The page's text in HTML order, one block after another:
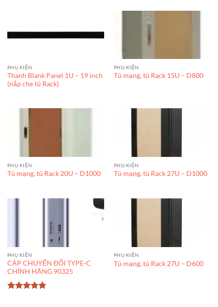
PHỤ KIỆN
Thanh Blank Panel 1U – 19 inch
(nắp che tủ Rack)
PHỤ KIỆN
Tủ mạng, tủ Rack 15U – D800
PHỤ KIỆN
Tủ mạng, tủ Rack 20U – D1000
PHỤ KIỆN
Tủ mạng, tủ Rack 27U – D1000
PHỤ KIỆN
CÁP CHUYỂN ĐỔI TYPE-C
CHÍNH HÃNG 90325
PHỤ KIỆN
Tủ mạng, tủ Rack 27U – D600